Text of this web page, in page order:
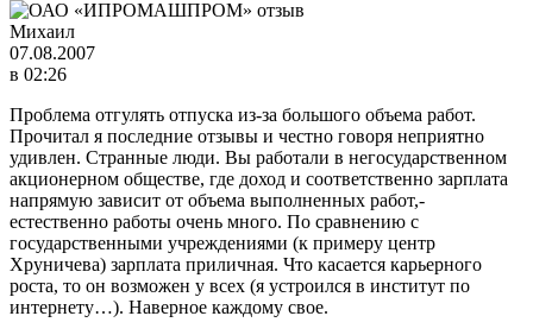
Михаил
07.08.2007
в 02:26
Проблема отгулять отпуска из-за большого объема работ.
Прочитал я последние отзывы и честно говоря неприятно
удивлен. Странные люди. Вы работали в негосударственном
акционерном обществе, где доход и соответственно зарплата
напрямую зависит от объема выполненных работ,-
естественно работы очень много. По сравнению с
государственными учреждениями (к примеру центр
Хруничева) зарплата приличная. Что касается карьерного
роста, то он возможен у всех (я устроился в институт по
интернету…). Наверное каждому свое.